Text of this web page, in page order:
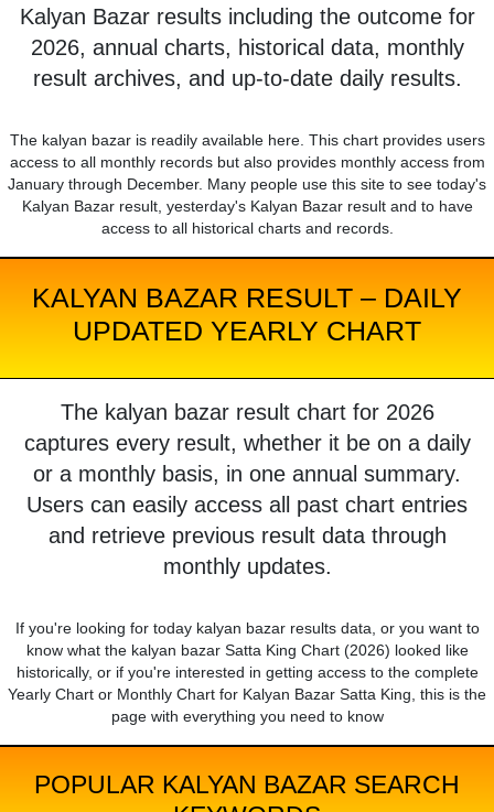
Kalyan Bazar results including the outcome for
2026, annual charts, historical data, monthly
result archives, and up-to-date daily results.
The kalyan bazar is readily available here. This chart provides users
access to all monthly records but also provides monthly access from
January through December. Many people use this site to see today's
Kalyan Bazar result, yesterday's Kalyan Bazar result and to have
access to all historical charts and records.
KALYAN BAZAR RESULT – DAILY
UPDATED YEARLY CHART
The kalyan bazar result chart for 2026
captures every result, whether it be on a daily
or a monthly basis, in one annual summary.
Users can easily access all past chart entries
and retrieve previous result data through
monthly updates.
If you're looking for today kalyan bazar results data, or you want to
know what the kalyan bazar Satta King Chart (2026) looked like
historically, or if you're interested in getting access to the complete
Yearly Chart or Monthly Chart for Kalyan Bazar Satta King, this is the
page with everything you need to know
POPULAR KALYAN BAZAR SEARCH